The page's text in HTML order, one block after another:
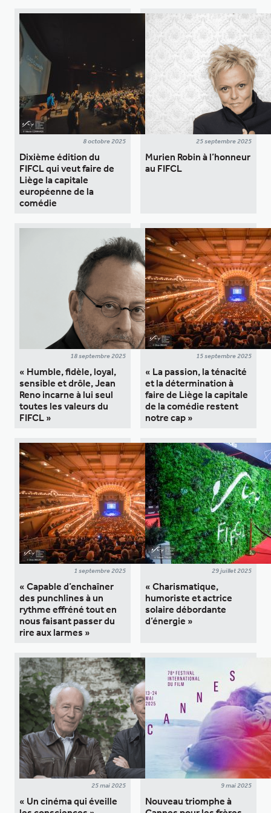
8 octobre 2025
Dixième édition du
FIFCL qui veut faire de
Liège la capitale
européenne de la
comédie
25 septembre 2025
Murien Robin à l’honneur
au FIFCL
18 septembre 2025
« Humble, fidèle, loyal,
sensible et drôle, Jean
Reno incarne à lui seul
toutes les valeurs du
FIFCL »
15 septembre 2025
« La passion, la ténacité
et la détermination à
faire de Liège la capitale
de la comédie restent
notre cap »
1 septembre 2025
« Capable d’enchaîner
des punchlines à un
rythme effréné tout en
nous faisant passer du
rire aux larmes »
29 juillet 2025
« Charismatique,
humoriste et actrice
solaire débordante
d’énergie »
25 mai 2025
« Un cinéma qui éveille
9 mai 2025
Nouveau triomphe à